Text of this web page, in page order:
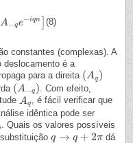
A−qe−iqn
−iqn] (8)
constantes (complexas). A
deslocamento é a
para a direita (Aq )
(Aq)
( A−q )
(A−q)
. Com efeito,
Aq
Aq , é fácil verificar que
idêntica pode ser
. Quais os valores possíveis
substituiçãoq → q + 2π
q→q +2 π
dá